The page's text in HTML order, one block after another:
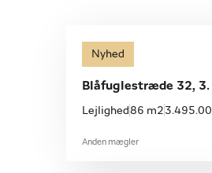
Nyhed
Blåfuglestræde 32, 3.
Lejlighed 86 m2
Anden mægler